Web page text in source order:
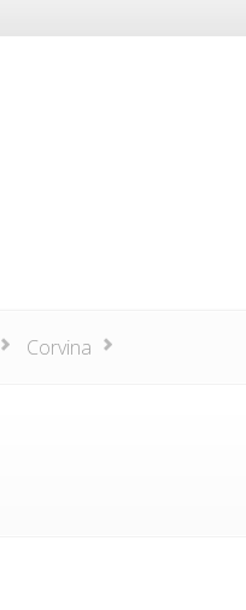
Corvina